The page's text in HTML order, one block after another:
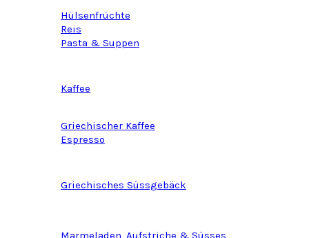
Hülsenfrüchte
Reis
Pasta & Suppen
Kaffee
Griechischer Kaffee
Espresso
Griechisches Süssgebäck
Marmeladen, Aufstriche & Süsses